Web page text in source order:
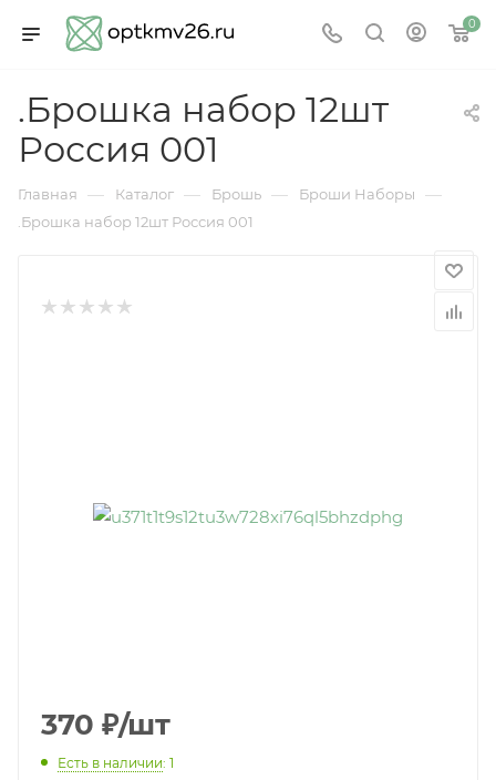
0
.Брошка набор 12шт
Россия 001
Главная — Каталог — Брошь — Броши Наборы —
.Брошка набор 12шт Россия 001
370 ₽/шт
Есть в наличии: 1